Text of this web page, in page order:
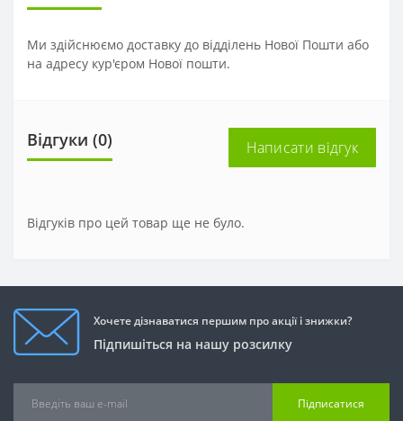
Ми здійснюємо доставку до відділень Нової Пошти або
на адресу кур'єром Нової пошти.
Відгуки (0) Написати відгук
Відгуків про цей товар ще не було.
Хочете дізнаватися першим про акції і знижки?
Підпишіться на нашу розсилку
Підписатися